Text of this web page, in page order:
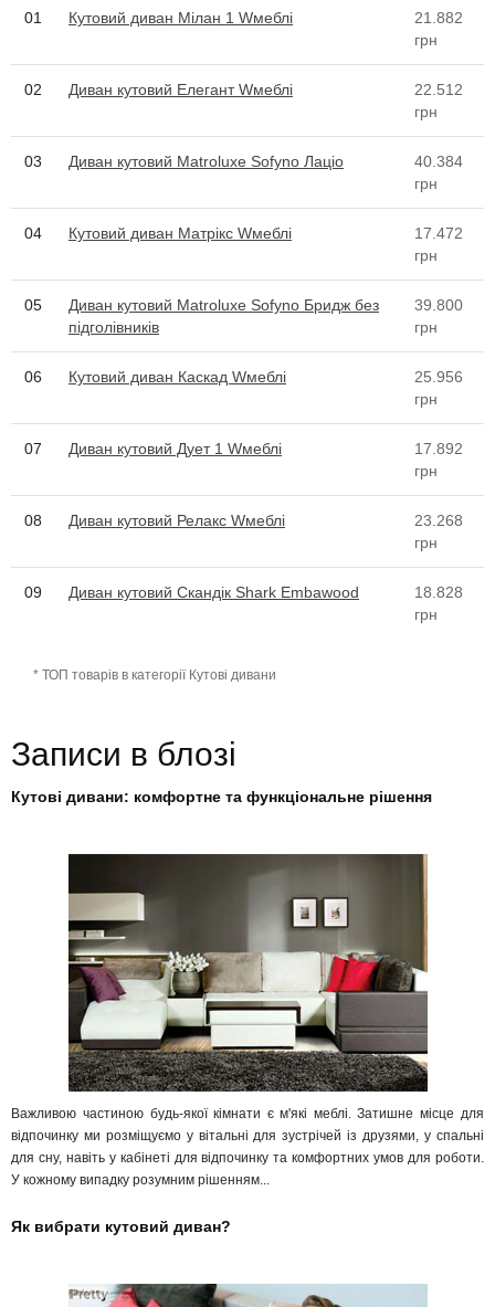
01 Кутовий диван Мілан 1 Wмеблі
21.882
грн
02 Диван кутовий Елегант Wмеблі
22.512
грн
03 Диван кутовий Matroluxe Sofyno Лаціо
40.384
грн
04 Кутовий диван Матрікс Wмеблі
17.472
грн
05
Диван кутовий Matroluxe Sofyno Бридж без
підголівників
39.800
грн
06 Кутовий диван Каскад Wмеблі
25.956
грн
07 Диван кутовий Дует 1 Wмеблі
17.892
грн
08 Диван кутовий Релакс Wмеблі
23.268
грн
09 Диван кутовий Скандік Shark Embawood
18.828
грн
* ТОП товарів в категорії Кутові дивани
Записи в блозі
Кутові дивани: комфортне та функціональне рішення
Важливою частиною будь-якої кімнати є м'які меблі. Затишне місце для
відпочинку ми розміщуємо у вітальні для зустрічей із друзями, у спальні
для сну, навіть у кабінеті для відпочинку та комфортних умов для роботи.
У кожному випадку розумним рішенням...
Як вибрати кутовий диван?